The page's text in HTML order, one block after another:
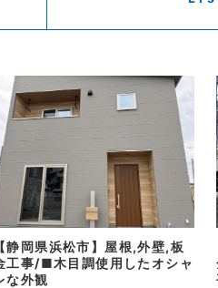
【静岡県浜松市】屋根,外壁,板
工事/■木目調使用したオシャ
な外観